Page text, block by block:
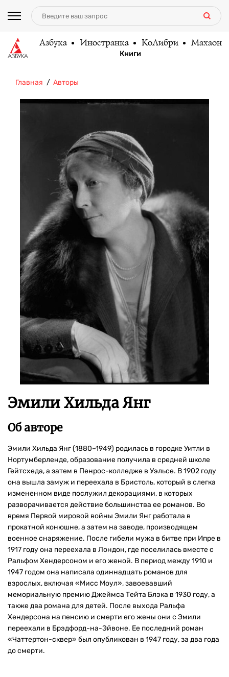
Азбука Иностранка КоЛибри Махаон
Книги
Главная Авторы
Эмили Хильда Янг
Об авторе
Эмили Хильда Янг (1880–1949) родилась в городке Уитли в
Нортумберленде, образование получила в средней школе
Гейтсхеда, а затем в Пенрос-колледже в Уэльсе. В 1902 году
она вышла замуж и переехала в Бристоль, который в слегка
измененном виде послужил декорациями, в которых
разворачивается действие большинства ее романов. Во
время Первой мировой войны Эмили Янг работала в
прокатной конюшне, а затем на заводе, производящем
военное снаряжение. После гибели мужа в битве при Ипре в
1917 году она переехала в Лондон, где поселилась вместе с
Ральфом Хендерсоном и его женой. В период между 1910 и
1947 годом она написала одиннадцать романов для
взрослых, включая «Мисс Моул», завоевавший
мемориальную премию Джеймса Тейта Блэка в 1930 году, а
также два романа для детей. После выхода Ральфа
Хендерсона на пенсию и смерти его жены они с Эмили
переехали в Брэдфорд-на-Эйвоне. Ее последний роман
«Чаттертон-сквер» был опубликован в 1947 году, за два года
до смерти.